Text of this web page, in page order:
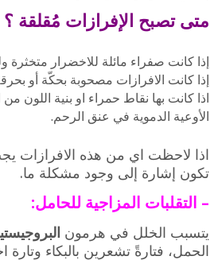
متى تصبح الإفرازات مُقلقة ؟
إذا كانت صفراء مائلة للاخضرار متخثرة
إذا كانت الافرازات مصحوبة بحكّة أو
اذا كانت بها نقاط حمراء او بنية اللون
الأوعية الدموية في عنق الرحم.
اذا لاحظت اي من هذه الافرازات
تكون إشارة إلى وجود مشكلة ما.
– التقلبات المزاجية للحامل:
يتسبب الخلل في هرمون
الحمل، فتارةً تشعرين بالبكاء